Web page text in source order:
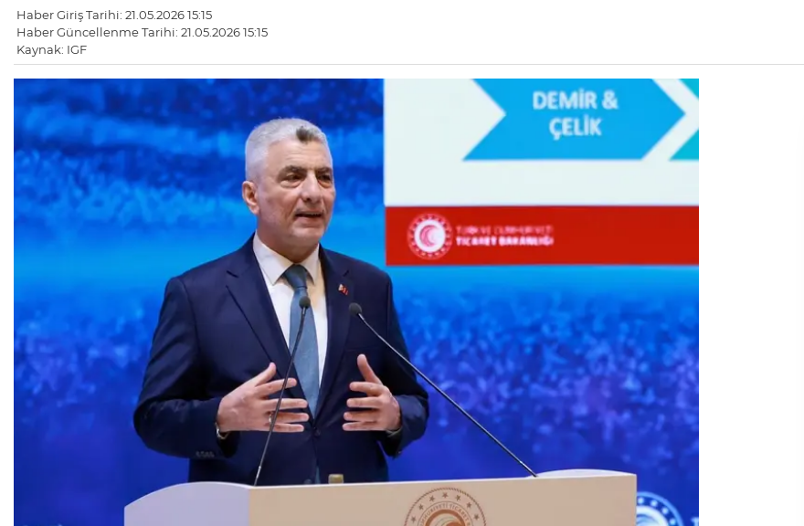
Haber Giriş Tarihi: 21.05.2026 15:15
Haber Güncellenme Tarihi: 21.05.2026 15:15
Kaynak: IGF